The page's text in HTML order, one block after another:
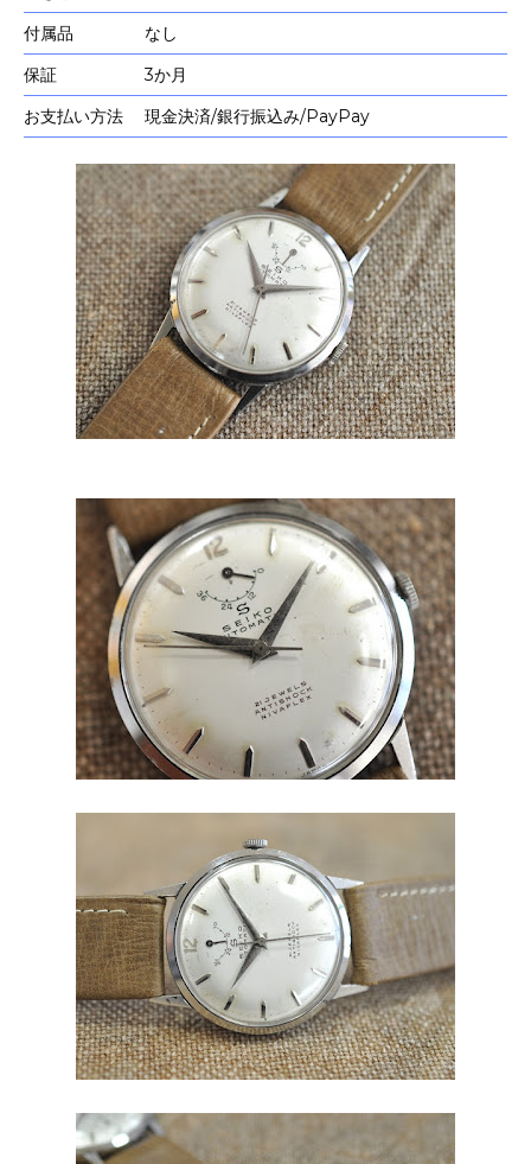
付属品
なし
保証
3か月
お支払い方法
現金決済/銀行振込み/PayPay